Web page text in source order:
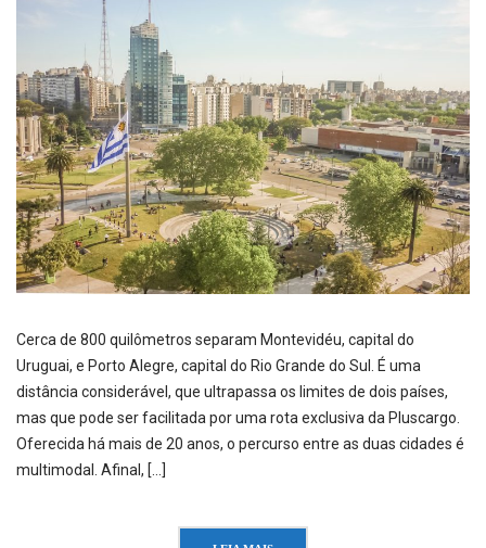
Cerca de 800 quilômetros separam Montevidéu, capital do
Uruguai, e Porto Alegre, capital do Rio Grande do Sul. É uma
distância considerável, que ultrapassa os limites de dois países,
mas que pode ser facilitada por uma rota exclusiva da Pluscargo.
Oferecida há mais de 20 anos, o percurso entre as duas cidades é
multimodal. Afinal, […]